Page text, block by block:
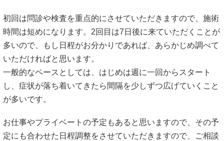
初回は問診や検査を重点的にさせていただきますので、施術
時間は短めになります。2回目は7日後に来ていただくことが
多いので、もし日程がお分かりであれば、あらかじめ調べて
いただければと思います。
一般的なペースとしては、はじめは週に一回からスタート
し、症状が落ち着いてきたら間隔を少しずつ広げていくこと
が多いです。
お仕事やプライベートの予定もあると思いますので、その予
定にも合わせた日程調整をさせていただきますので、ご相談